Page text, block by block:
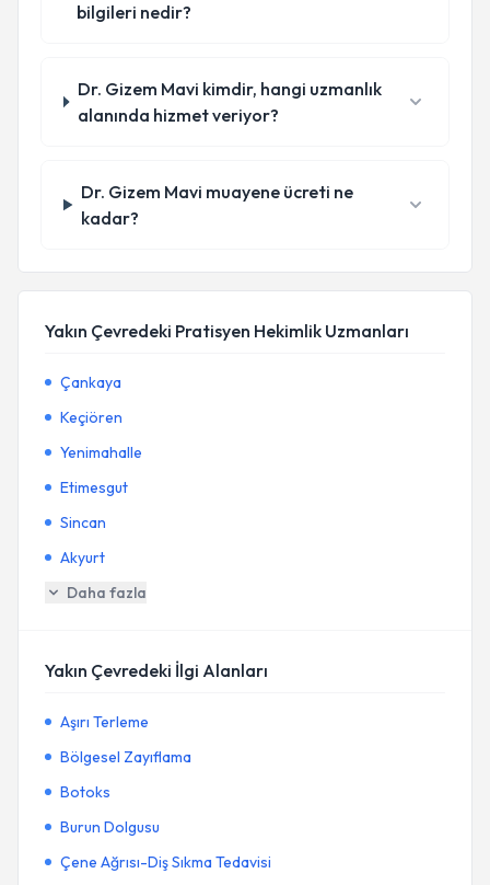
bilgileri nedir?
Dr. Gizem Mavi kimdir, hangi uzmanlık
alanında hizmet veriyor?
Dr. Gizem Mavi muayene ücreti ne
kadar?
Yakın Çevredeki Pratisyen Hekimlik Uzmanları
Çankaya
Keçiören
Yenimahalle
Etimesgut
Sincan
Akyurt
Daha fazla
Yakın Çevredeki İlgi Alanları
Aşırı Terleme
Bölgesel Zayıflama
Botoks
Burun Dolgusu
Çene Ağrısı-Diş Sıkma Tedavisi